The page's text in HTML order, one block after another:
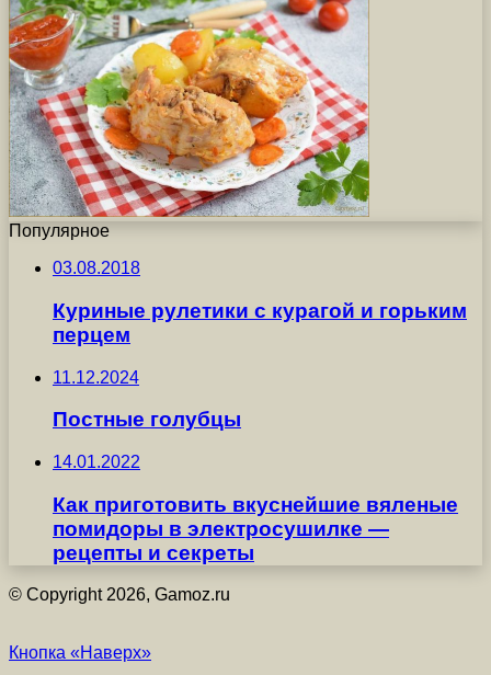
Популярное
03.08.2018
Куриные рулетики с курагой и горьким
перцем
11.12.2024
Постные голубцы
14.01.2022
Как приготовить вкуснейшие вяленые
помидоры в электросушилке —
рецепты и секреты
© Copyright 2026, Gamoz.ru
Кнопка «Наверх»